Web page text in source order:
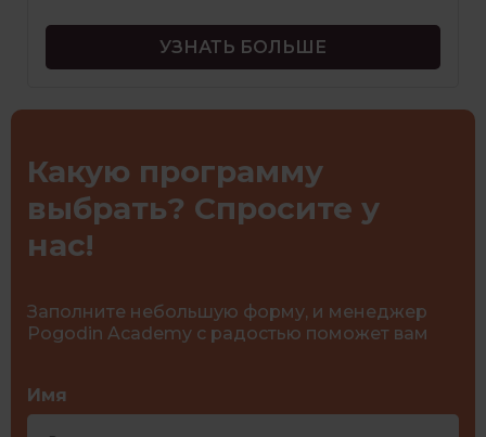
УЗНАТЬ БОЛЬШЕ
Какую программу
выбрать? Спросите у
нас!
Заполните небольшую форму, и менеджер
Pogodin Academy с радостью поможет вам
Имя